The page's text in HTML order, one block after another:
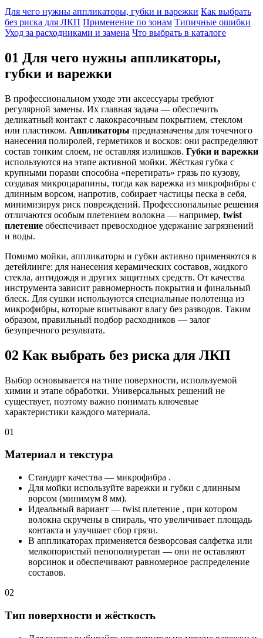
Для чего нужны аппликаторы, губки и варежки Как выбрать
без риска для ЛКП Применение по зонам Типичные ошибки
Уход за расходниками и замена Что выбрать в каталоге
01 Для чего нужны аппликаторы,
губки и варежки
В профессиональном уходе эти аксессуары требуют
регулярной замены. Их главная задача — обеспечить
деликатный контакт с лакокрасочным покрытием, стеклом
или пластиком. Аппликаторы предназначены для точечного
нанесения полиролей, герметиков и восков: они распределяют
состав тонким слоем, не оставляя излишков. Губки и варежки
используются на этапе активной мойки. Жёсткая губка с
крупными порами способна «перетирать» грязь по кузову,
создавая микроцарапины, тогда как варежка из микрофибры с
длинным ворсом, напротив, собирает частицы песка в себя,
минимизируя риск повреждений. Профессиональные решения
отличаются особым плетением волокна — например, twist
плетение обеспечивает превосходное удержание загрязнений
и воды.
Помимо мойки, аппликаторы и губки активно применяются в
детейлинге: для нанесения керамических составов, жидкого
стекла, антидождя и других защитных средств. От качества
инструмента зависит равномерность покрытия и финальный
блеск. Для сушки используются специальные полотенца из
микрофибры, которые впитывают влагу без разводов. Таким
образом, правильный подбор расходников — залог
безупречного результата.
02 Как выбрать без риска для ЛКП
Выбор основывается на типе поверхности, используемой
химии и этапе обработки. Универсальных решений не
существует, поэтому важно понимать ключевые
характеристики каждого материала.
01
Материал и текстура
Стандарт качества — микрофибра .
Для мойки используйте варежки и губки с длинным
ворсом (минимум 8 мм).
Идеальный вариант — twist плетение , при котором
волокна скручены в спираль, что увеличивает площадь
контакта и улучшает сбор грязи.
В аппликаторах применяется безворсовая салфетка или
мелкопористый пенополиуретан — они не оставляют
ворсинок и обеспечивают равномерное распределение
составов.
02
Тип поверхности и жёсткость